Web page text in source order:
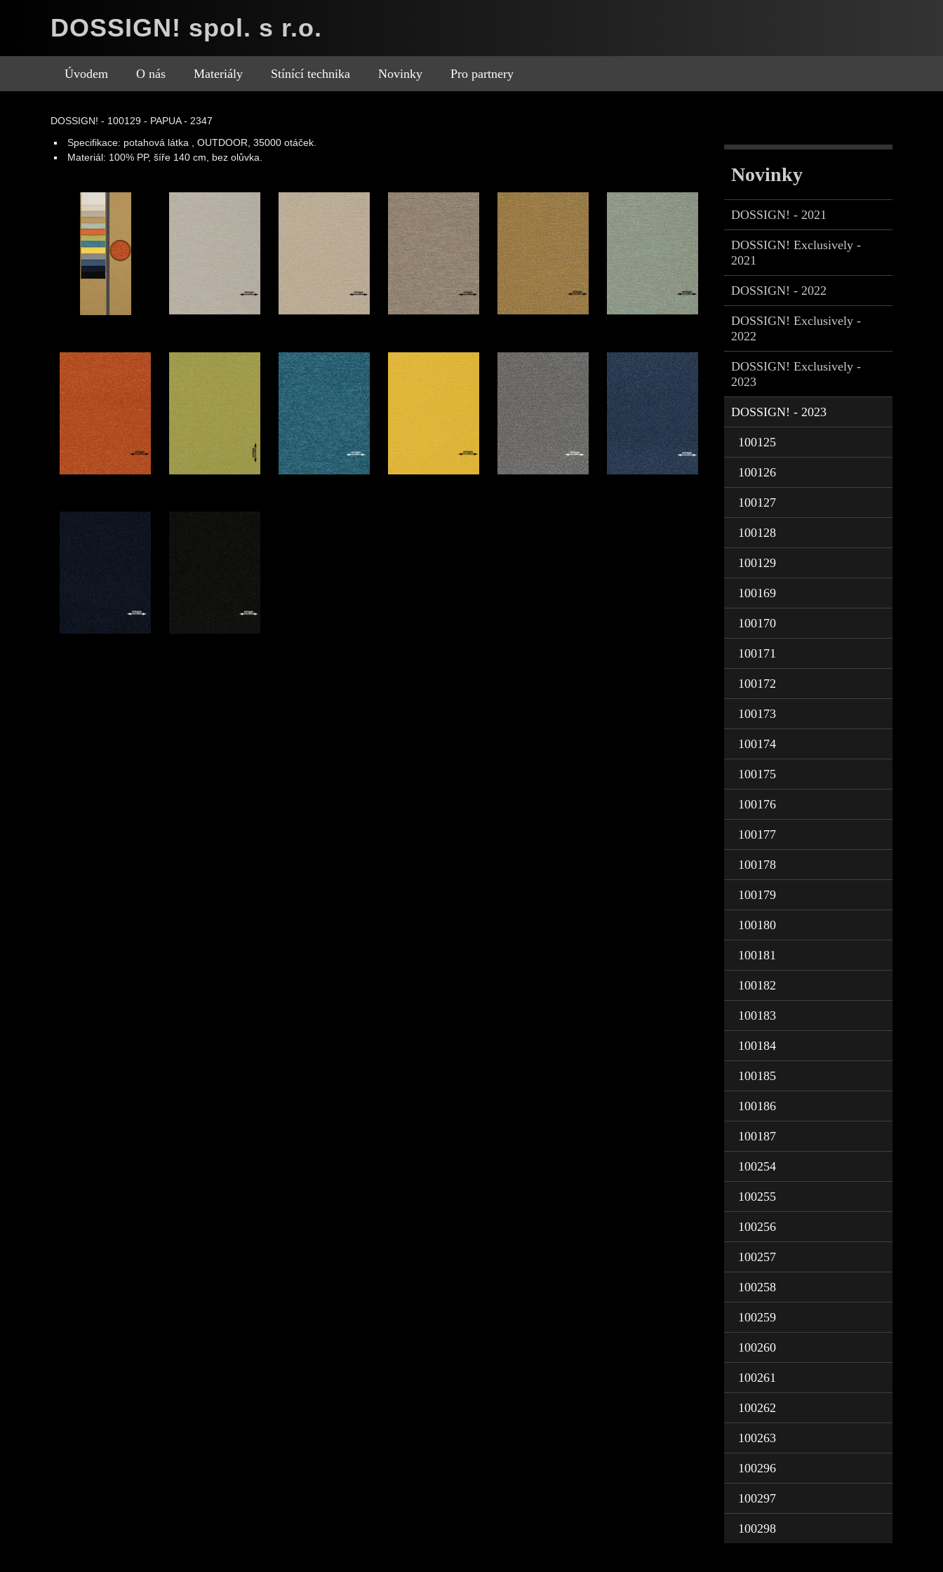
DOSSIGN! spol. s r.o.
Úvodem O nás Materiály Stínící technika Novinky Pro partnery
Novinky
DOSSIGN! - 2021
DOSSIGN! Exclusively -
2021
DOSSIGN! - 2022
DOSSIGN! Exclusively -
2022
DOSSIGN! Exclusively -
2023
DOSSIGN! - 2023
100125
100126
100127
100128
100129
100169
100170
100171
100172
100173
100174
100175
100176
100177
100178
100179
100180
100181
100182
100183
100184
100185
100186
100187
100254
100255
100256
100257
100258
100259
100260
100261
100262
100263
100296
100297
100298
DOSSIGN! - 100129 - PAPUA - 2347
Specifikace: potahová látka , OUTDOOR, 35000 otáček.
Materiál: 100% PP, šíře 140 cm, bez olůvka.